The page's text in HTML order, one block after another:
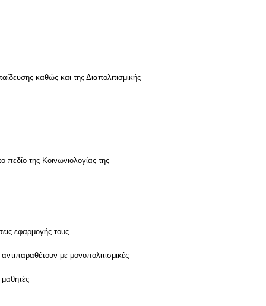
καθώς και της Διαπολιτισμικής
πεδίο της Κοινωνιολογίας της
εφαρμογής τους.
με μονοπολιτισμικές